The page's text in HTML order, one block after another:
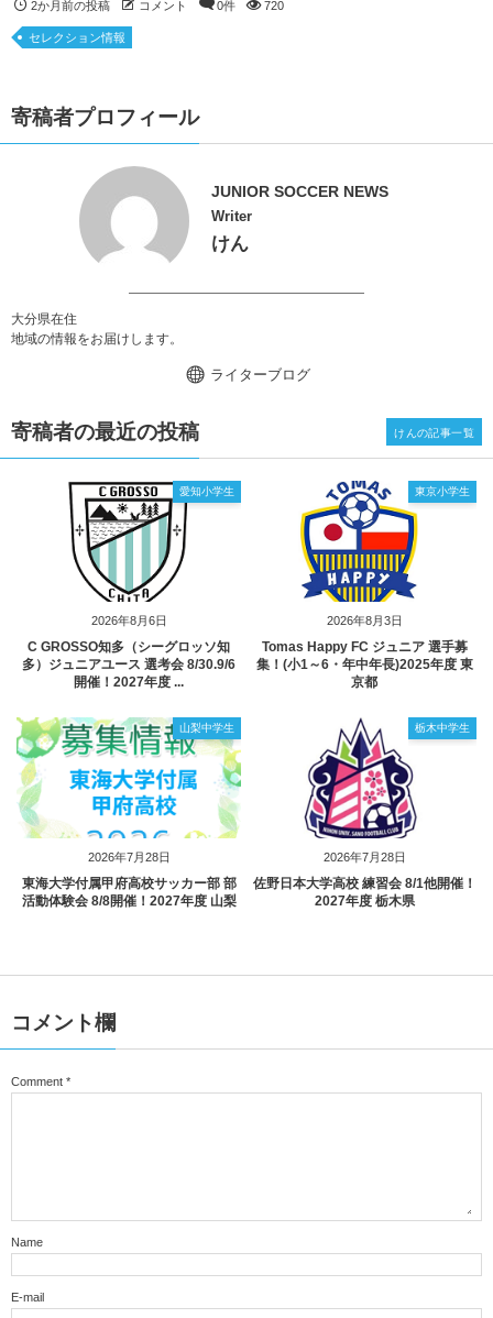
2か月前の投稿 コメント 0件 720
セレクション情報
寄稿者プロフィール
JUNIOR SOCCER NEWS
Writer
けん
大分県在住
地域の情報をお届けします。
ライターブログ
寄稿者の最近の投稿
2026年8月6日
愛知小学生
C GROSSO知多（シーグロッソ知
多）ジュニアユース 選考会 8/30.9/6
開催！2027年度 ...
2026年8月3日
東京小学生
Tomas Happy FC ジュニア 選手募
集！(小1～6・年中年長)2025年度 東
京都
2026年7月28日
山梨中学生
東海大学付属甲府高校サッカー部 部
活動体験会 8/8開催！2027年度 山梨
2026年7月28日
栃木中学生
佐野日本大学高校 練習会 8/1他開催！
2027年度 栃木県
けんの記事一覧
コメント欄
Comment *
Name
E-mail